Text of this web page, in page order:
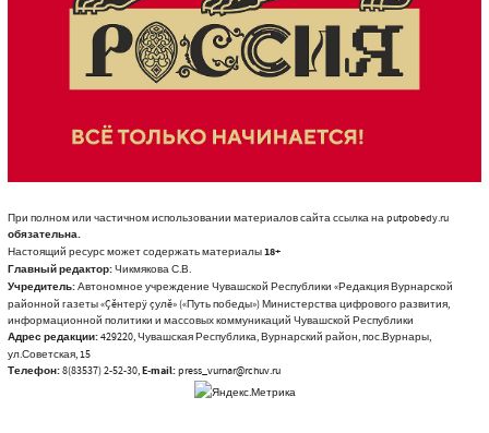
При полном или частичном использовании материалов сайта ссылка на putpobedy.ru
обязательна.
Настоящий ресурс может содержать материалы18+
Главный редактор:Чикмякова С.В.
Учредитель:Автономное учреждение Чувашской Республики «Редакция Вурнарской
районной газеты «Çĕнтерÿ çулĕ» («Путь победы») Министерства цифрового развития,
информационной политики и массовых коммуникаций Чувашской Республики
Адрес редакции:429220, Чувашская Республика, Вурнарский район, пос.Вурнары,
ул.Советская, 15
Телефон:8(83537) 2-52-30,E-mail:press_vurnar@rchuv.ru